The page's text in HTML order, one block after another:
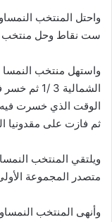
واحتل المنتخب
ست نقاط وحل منتخب
واستهل منتخب النمسا
ثم فازت على مقدونيا الشمالية 2 /1 في
ويلتقي المنتخب
متصدر المجموعة